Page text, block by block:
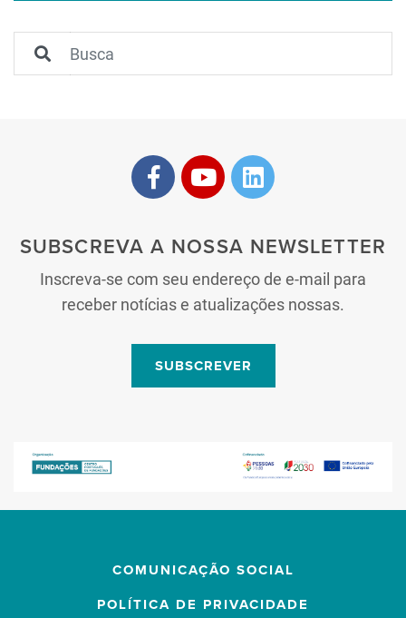
SUBSCREVA A NOSSA NEWSLETTER
Inscreva-se com seu endereço de e-mail para
receber notícias e atualizações nossas.
SUBSCREVER
COMUNICAÇÃO SOCIAL
POLÍTICA DE PRIVACIDADE